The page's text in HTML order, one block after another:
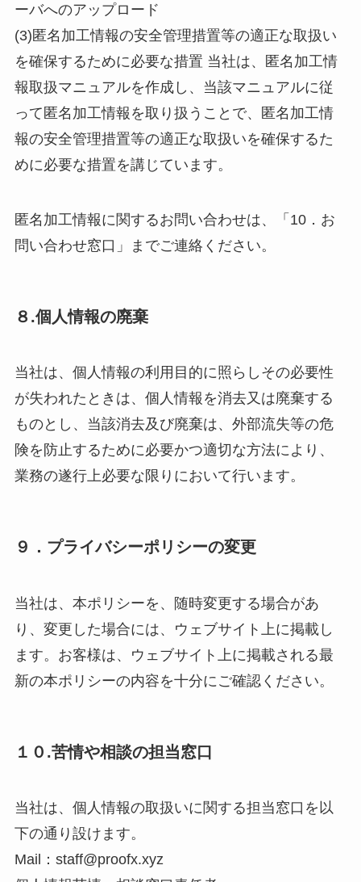
ーバへのアップロード
(3)匿名加工情報の安全管理措置等の適正な取扱い
を確保するために必要な措置 当社は、匿名加工情
報取扱マニュアルを作成し、当該マニュアルに従
って匿名加工情報を取り扱うことで、匿名加工情
報の安全管理措置等の適正な取扱いを確保するた
めに必要な措置を講じています。
匿名加工情報に関するお問い合わせは、「10．お
問い合わせ窓口」までご連絡ください。
８.個人情報の廃棄
当社は、個人情報の利用目的に照らしその必要性
が失われたときは、個人情報を消去又は廃棄する
ものとし、当該消去及び廃棄は、外部流失等の危
険を防止するために必要かつ適切な方法により、
業務の遂行上必要な限りにおいて行います。
９．プライバシーポリシーの変更
当社は、本ポリシーを、随時変更する場合があ
り、変更した場合には、ウェブサイト上に掲載し
ます。お客様は、ウェブサイト上に掲載される最
新の本ポリシーの内容を十分にご確認ください。
１０.苦情や相談の担当窓口
当社は、個人情報の取扱いに関する担当窓口を以
下の通り設けます。
Mail：staff@proofx.xyz